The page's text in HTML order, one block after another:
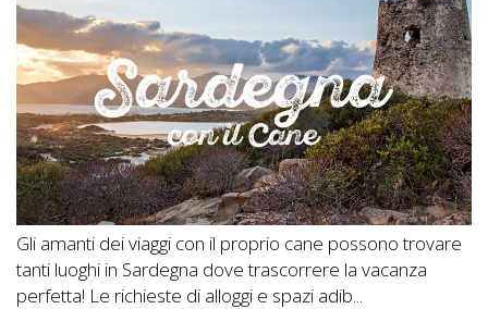
Gli amanti dei viaggi con il proprio cane possono trovare
tanti luoghi in Sardegna dove trascorrere la vacanza
perfetta! Le richieste di alloggi e spazi adib...